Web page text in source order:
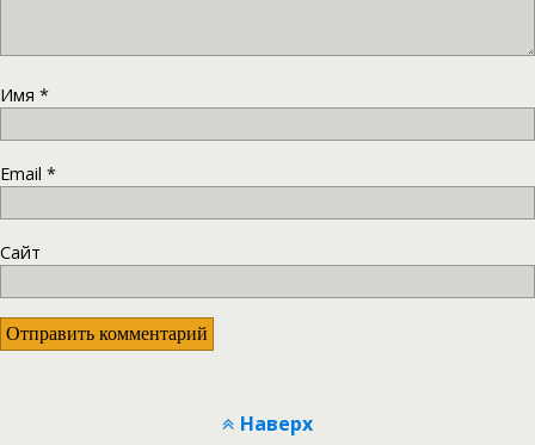
Имя *
Email *
Сайт
Наверх